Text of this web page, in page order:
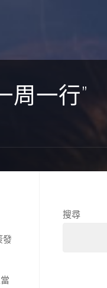
周一行”
發
搜尋